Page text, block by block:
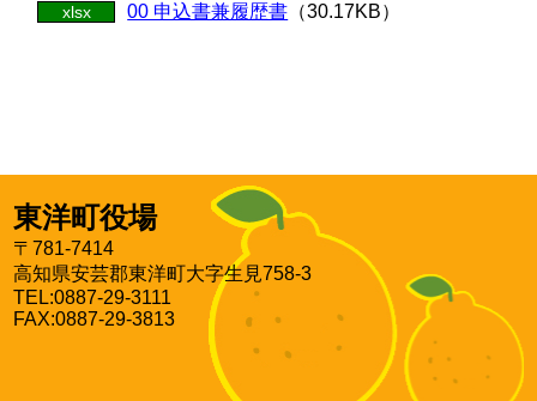
xlsx 00 申込書兼履歴書 （30.17KB）
東洋町役場
〒781-7414
高知県安芸郡東洋町大字生見758-3
TEL:0887-29-3111
FAX:0887-29-3813